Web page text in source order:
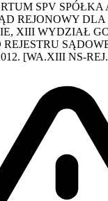
SPV
REJONOWY
XIII WYDZIAŁ
[WA.XIII NS-